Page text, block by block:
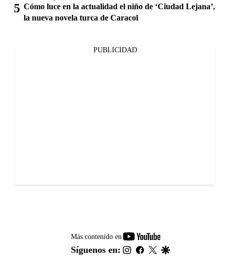
Cómo luce en la actualidad el niño de ‘Ciudad Lejana’,
la nueva novela turca de Caracol
PUBLICIDAD
Más contenido en
youtube-
footer
Síguenos en: instagram
facebook
twitter